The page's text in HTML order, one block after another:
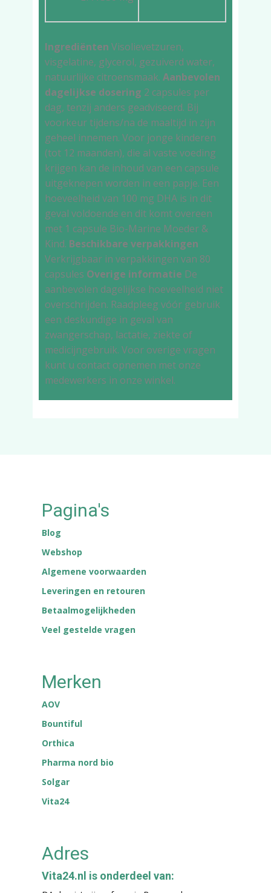
Ingrediënten Visolievetzuren,
visgelatine, glycerol, gezuiverd water,
natuurlijke citroensmaak. Aanbevolen
dagelijkse dosering 2 capsules per
dag, tenzij anders geadviseerd. Bij
voorkeur tijdens/na de maaltijd in zijn
geheel innemen. Voor jonge kinderen
(tot 12 maanden), die al vaste voeding
krijgen kan de inhoud van een capsule
uitgeknepen worden in een papje. Een
hoeveelheid van 100 mg DHA is in dit
geval voldoende en dit komt overeen
met 1 capsule Bio-Marine Moeder &
Kind. Beschikbare verpakkingen
Verkrijgbaar in verpakkingen van 80
capsules Overige informatie De
aanbevolen dagelijkse hoeveelheid niet
overschrijden. Raadpleeg vóór gebruik
een deskundige in geval van
zwangerschap, lactatie, ziekte of
medicijngebruik. Voor overige vragen
kunt u contact opnemen met onze
medewerkers in onze winkel.
Pagina's
Blog
Webshop
Algemene voorwaarden
Leveringen en retouren
Betaalmogelijkheden
Veel gestelde vragen
Merken
AOV
Bountiful
Orthica
Pharma nord bio
Solgar
Vita24
Adres
Vita24.nl is onderdeel van: